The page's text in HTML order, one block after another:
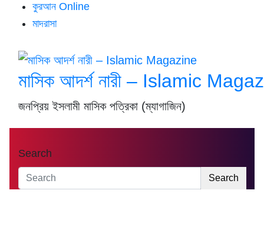
কুরআন Online
মাদরাসা
মাসিক আদর্শ নারী – Islamic
জনপ্রিয় ইসলামী মাসিক পত্রিকা (ম্যাগাজিন)
Search
Search